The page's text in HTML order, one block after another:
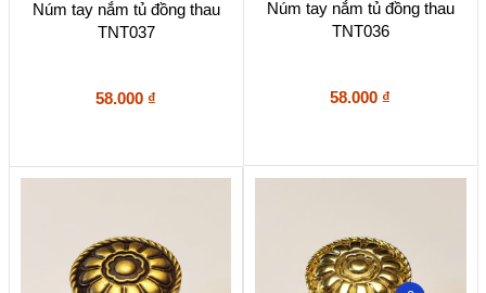
Núm tay nắm tủ đồng thau
TNT037
58.000 ₫
Núm tay nắm tủ đồng thau
TNT036
58.000 ₫